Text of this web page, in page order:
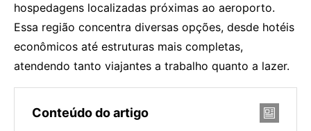
hospedagens localizadas próximas ao aeroporto.
Essa região concentra diversas opções, desde hotéis
econômicos até estruturas mais completas,
atendendo tanto viajantes a trabalho quanto a lazer.
Conteúdo do artigo